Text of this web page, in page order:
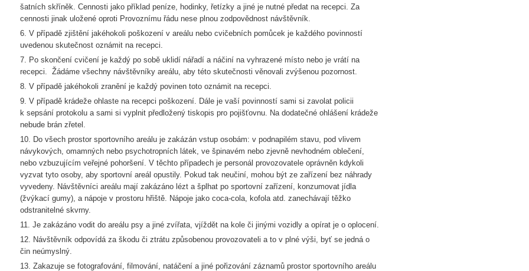
šatních skříněk. Cennosti jako příklad peníze, hodinky, řetízky a jiné je nutné předat na recepci. Za
cennosti jinak uložené oproti Provoznímu řádu nese plnou zodpovědnost návštěvník.
6. V případě zjištění jakéhokoli poškození v areálu nebo cvičebních pomůcek je každého povinností
uvedenou skutečnost oznámit na recepci.
7. Po skončení cvičení je každý po sobě uklidí nářadí a náčiní na vyhrazené místo nebo je vrátí na
recepci. Žádáme všechny návštěvníky areálu, aby této skutečnosti věnovali zvýšenou pozornost.
8. V případě jakéhokoli zranění je každý povinen toto oznámit na recepci.
9. V případě krádeže ohlaste na recepci poškození. Dále je vaší povinností sami si zavolat policii
k sepsání protokolu a sami si vyplnit předložený tiskopis pro pojišťovnu. Na dodatečné ohlášení krádeže
nebude brán zřetel.
10. Do všech prostor sportovního areálu je zakázán vstup osobám: v podnapilém stavu, pod vlivem
návykových, omamných nebo psychotropních látek, ve špinavém nebo zjevně nevhodném oblečení,
nebo vzbuzujícím veřejné pohoršení. V těchto případech je personál provozovatele oprávněn kdykoli
vyzvat tyto osoby, aby sportovní areál opustily. Pokud tak neučiní, mohou být ze zařízení bez náhrady
vyvedeny. Návštěvníci areálu mají zakázáno lézt a šplhat po sportovní zařízení, konzumovat jídla
(žvýkací gumy), a nápoje v prostoru hřiště. Nápoje jako coca-cola, kofola atd. zanechávají těžko
odstranitelné skvrny.
11. Je zakázáno vodit do areálu psy a jiné zvířata, vjíždět na kole či jinými vozidly a opírat je o oplocení.
12. Návštěvník odpovídá za škodu či ztrátu způsobenou provozovateli a to v plné výši, byť se jedná o
čin neúmyslný.
13. Zakazuje se fotografování, filmování, natáčení a jiné pořizování záznamů prostor sportovního areálu